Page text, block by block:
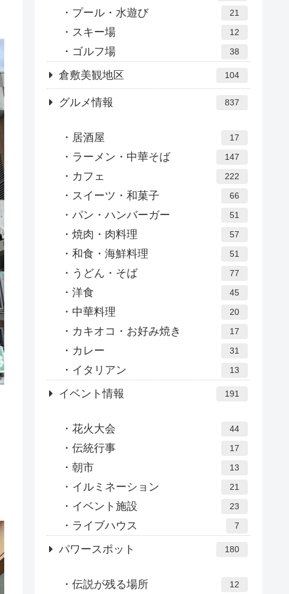
プール・水遊び 21
スキー場 12
ゴルフ場 38
倉敷美観地区 104
グルメ情報 837
居酒屋 17
ラーメン・中華そば 147
カフェ 222
スイーツ・和菓子 66
パン・ハンバーガー 51
焼肉・肉料理 57
和食・海鮮料理 51
うどん・そば 77
洋食 45
中華料理 20
カキオコ・お好み焼き 17
カレー 31
イタリアン 13
イベント情報 191
花火大会 44
伝統行事 17
朝市 13
イルミネーション 21
イベント施設 23
ライブハウス 7
パワースポット 180
伝説が残る場所 12